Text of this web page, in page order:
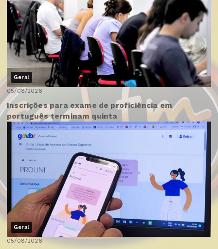
Geral
05/08/2026
Inscrições para exame de proficiência em
português terminam quinta
Geral
05/08/2026